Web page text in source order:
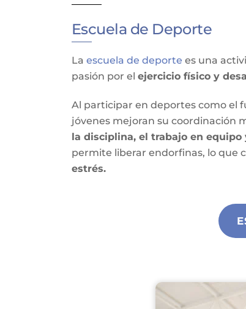
Escuela de Deporte
La escuela de deporte es una
pasión por el ejercicio físico y
Al participar en deportes como el
jóvenes mejoran su coordinación
la disciplina, el trabajo en equipo
permite liberar endorfinas, lo que
estrés.